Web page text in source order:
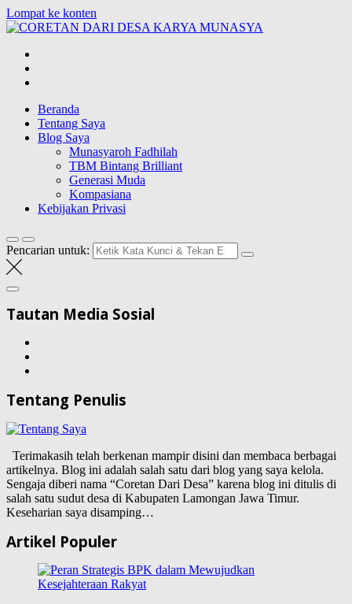
Lompat ke konten
Blog Wong Ndeso yang ingin berbagi berbagai hal di sekitarnya
Beranda
Tentang Saya
Blog Saya
Munasyaroh Fadhilah
TBM Bintang Brilliant
Generasi Muda
Kompasiana
Kebijakan Privasi
Pencarian untuk:
Tautan Media Sosial
Tentang Penulis
Terimakasih telah berkenan mampir disini dan membaca berbagai
artikelnya. Blog ini adalah salah satu dari blog yang saya kelola.
Sengaja diberi nama “Coretan Dari Desa” karena blog ini ditulis di
salah satu sudut desa di Kabupaten Lamongan Jawa Timur.
Keseharian saya disamping…
Artikel Populer